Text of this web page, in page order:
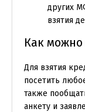
других
взятия
Как можно
Для взятия
посетить
также
анкету и